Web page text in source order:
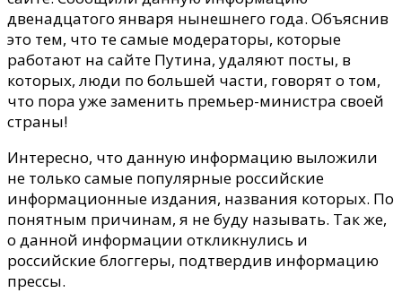
двенадцатого января нынешнего года. Объяснив
это тем, что те самые модераторы, которые
работают на сайте Путина, удаляют посты, в
которых, люди по большей части, говорят о том,
что пора уже заменить премьер-министра своей
страны!
Интересно, что данную информацию выложили
не только самые популярные российские
информационные издания, названия которых. По
понятным причинам, я не буду называть. Так же,
о данной информации откликнулись и
российские блоггеры, подтвердив информацию
прессы.